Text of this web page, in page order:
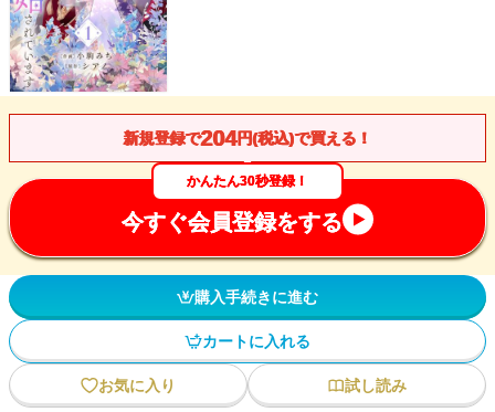
新規登録で204円(税込)で買える！
かんたん30秒登録！
今すぐ会員登録をする
購入手続きに進む
カートに入れる
お気に入り
試し読み